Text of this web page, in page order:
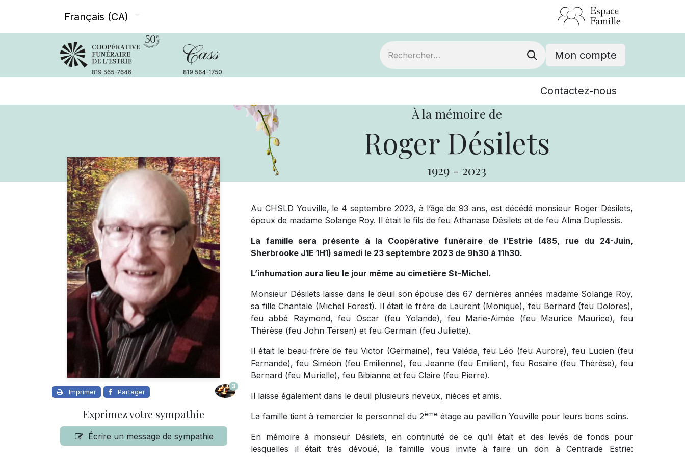
Français (CA)
Mon compte
Événements
Contactez-nous
À la mémoire de
Roger Désilets
1929 - 2023
Imprimer Partager
3
Exprimez votre sympathie
Écrire un message de sympathie
Au CHSLD Youville, le 4 septembre 2023, à l’âge de 93 ans, est décédé monsieur Roger Désilets,
époux de madame Solange Roy. Il était le fils de feu Athanase Désilets et de feu Alma Duplessis.
La famille sera présente à la Coopérative funéraire de l'Estrie (485, rue du 24-Juin,
Sherbrooke J1E 1H1) samedi le 23 septembre 2023 de 9h30 à 11h30.
L’inhumation aura lieu le jour même au cimetière St-Michel.
Monsieur Désilets laisse dans le deuil son épouse des 67 dernières années madame Solange Roy,
sa fille Chantale (Michel Forest). Il était le frère de Laurent (Monique), feu Bernard (feu Dolores),
feu abbé Raymond, feu Oscar (feu Yolande), feu Marie-Aimée (feu Maurice Maurice), feu
Thérèse (feu John Tersen) et feu Germain (feu Juliette).
Il était le beau-frère de feu Victor (Germaine), feu Valéda, feu Léo (feu Aurore), feu Lucien (feu
Fernande), feu Siméon (feu Emilienne), feu Jeanne (feu Emilien), feu Rosaire (feu Thérèse), feu
Bernard (feu Murielle), feu Bibianne et feu Claire (feu Pierre).
Il laisse également dans le deuil plusieurs neveux, nièces et amis.
La famille tient à remercier le personnel du 2ème étage au pavillon Youville pour leurs bons soins.
En mémoire à monsieur Désilets, en continuité de ce qu’il était et des levés de fonds pour
lesquelles il était très dévoué, la famille vous invite à faire un don à Centraide Estrie: